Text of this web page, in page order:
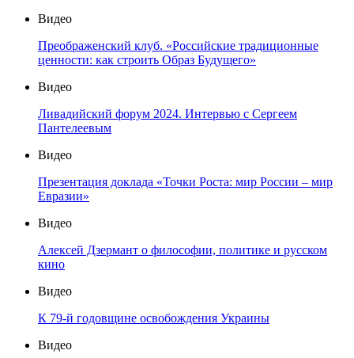
Видео
Преображенский клуб. «Российские традиционные
ценности: как строить Образ Будущего»
Видео
Ливадийский форум 2024. Интервью с Сергеем
Пантелеевым
Видео
Презентация доклада «Точки Роста: мир России – мир
Евразии»
Видео
Алексей Дзермант о философии, политике и русском
кино
Видео
К 79-й годовщине освобождения Украины
Видео